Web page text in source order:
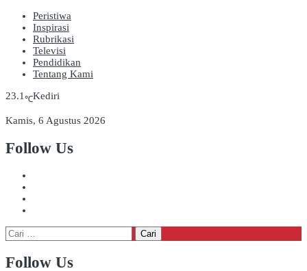
Peristiwa
Inspirasi
Rubrikasi
Televisi
Pendidikan
Tentang Kami
23.1 ℃Kediri
Kamis, 6 Agustus 2026
Follow Us
Cari
untuk:
Follow Us